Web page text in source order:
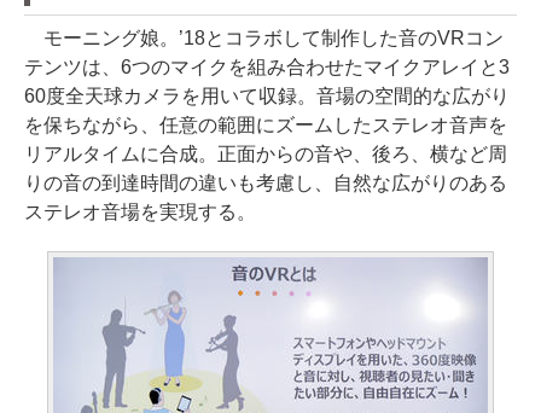
モーニング娘。’18とコラボして制作した音のVRコン
テンツは、6つのマイクを組み合わせたマイクアレイと3
60度全天球カメラを用いて収録。音場の空間的な広がり
を保ちながら、任意の範囲にズームしたステレオ音声を
リアルタイムに合成。正面からの音や、後ろ、横など周
りの音の到達時間の違いも考慮し、自然な広がりのある
ステレオ音場を実現する。